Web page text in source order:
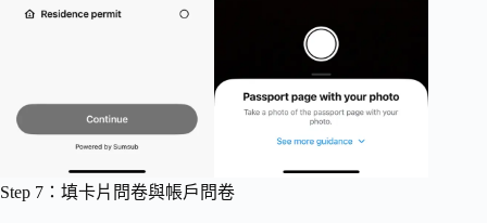
Step 7：填卡片問卷與帳戶問卷